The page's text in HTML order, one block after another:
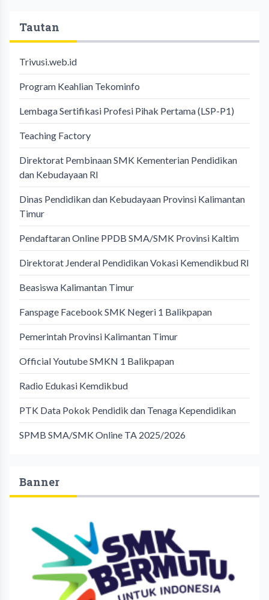
Tautan
Trivusi.web.id
Program Keahlian Tekominfo
Lembaga Sertifikasi Profesi Pihak Pertama (LSP-P1)
Teaching Factory
Direktorat Pembinaan SMK Kementerian Pendidikan
dan Kebudayaan RI
Dinas Pendidikan dan Kebudayaan Provinsi Kalimantan
Timur
Pendaftaran Online PPDB SMA/SMK Provinsi Kaltim
Direktorat Jenderal Pendidikan Vokasi Kemendikbud RI
Beasiswa Kalimantan Timur
Fanspage Facebook SMK Negeri 1 Balikpapan
Pemerintah Provinsi Kalimantan Timur
Official Youtube SMKN 1 Balikpapan
Radio Edukasi Kemdikbud
PTK Data Pokok Pendidik dan Tenaga Kependidikan
SPMB SMA/SMK Online TA 2025/2026
Banner